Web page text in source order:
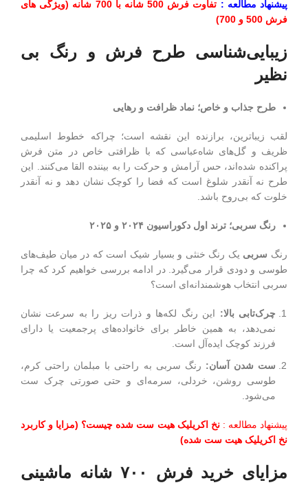
پیشنهاد مطالعه :
تفاوت فرش 500 شانه با 700 شانه (ویژگی های
فرش 500 و 700)
زیبایی‌شناسی طرح فرش و رنگ بی
نظیر
طرح جذاب و خاص؛ نماد ظرافت و رهایی
لقب زیباترین، برازنده این نقشه است؛ چراکه خطوط اسلیمی
ظریف و گل‌های شاه‌عباسی که با ظرافتی خاص در متن فرش
پراکنده شده‌اند، حس آرامش و حرکت را به بیننده القا می‌کنند. این
طرح نه آنقدر شلوغ است که فضا را کوچک نشان دهد و نه آنقدر
خلوت که بی‌روح باشد.
رنگ سربی؛ ترند اول دکوراسیون ۲۰۲۴ و ۲۰۲۵
رنگ سربی یک رنگ خنثی و بسیار شیک است که در میان طیف‌های
طوسی و دودی قرار می‌گیرد. در ادامه بررسی خواهیم کرد که چرا
سربی انتخاب هوشمندانه‌ای است؟
چرک‌تابی بالا: این رنگ لکه‌ها و ذرات ریز را به سرعت نشان
نمی‌دهد، به همین خاطر برای خانواده‌های پرجمعیت یا دارای
فرزند کوچک ایده‌آل است.
ست شدن آسان: رنگ سربی به راحتی با مبلمان راحتی کرم،
طوسی روشن، خردلی، سرمه‌ای و حتی صورتی چرک ست
می‌شود.
پیشنهاد مطالعه :نخ اکریلیک هیت ست شده چیست؟ (مزایا و کاربرد
نخ اکریلیک هیت ست شده)
مزایای خرید فرش ۷۰۰ شانه ماشینی